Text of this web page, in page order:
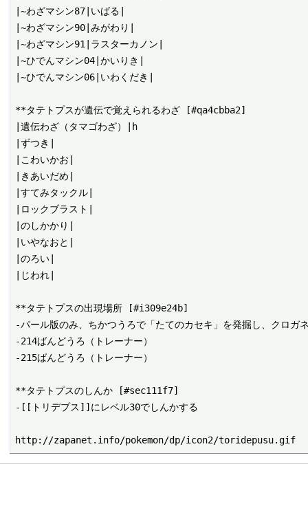
|~わざマシン87|いばる|
|~わざマシン90|みがわり|
|~わざマシン91|ラスターカノン|
|~ひでんマシン04|かいりき|
|~ひでんマシン06|いわくだき|
**タテトプスが遺伝で覚えられるわざ [#qa4cbba2]
|遺伝わざ（タマゴわざ）|h
|ずつき|
|こわいかお|
|きあいだめ|
|すてみタックル|
|ロックブラスト|
|のしかかり|
|いやなおと|
|のろい|
|じわれ|
**タテトプスの出現場所 [#i309e24b]
-パール版のみ、ちかつうろで「たてのカセキ」を発掘し、クロガ
-214ばんどうろ（トレーナー）
-215ばんどうろ（トレーナー）
**タテトプスのしんか [#sec111f7]
-[[トリデプス]]にレベル30でしんかする